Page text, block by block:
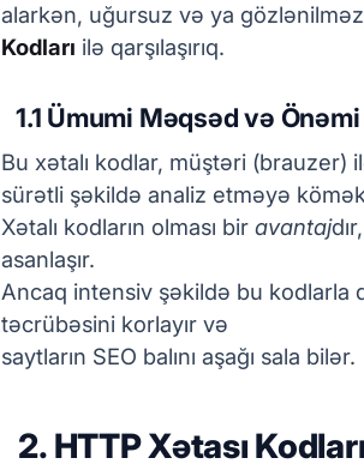
alarkən, uğursuz və ya
Kodları ilə qarşılaşırıq.
1.1 Ümumi Məqsəd və Önəmi
Bu xətalı kodlar, müştəri (brauzer)
sürətli şəkildə analiz etməyə
Xətalı kodların olması bir avantaj
asanlaşır.
Ancaq intensiv şəkildə bu kodlarla
təcrübəsini korlayır və
saytların SEO balını aşağı sala bilər.
2. HTTP Xətası